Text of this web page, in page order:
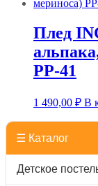
Плед
PP-41
1 490,00 ₽ В
☰ Каталог
Детское